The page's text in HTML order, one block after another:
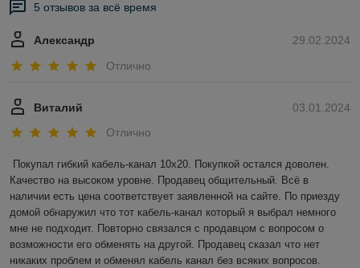
5 отзывов за всё время
29.02.2024
Александр
Отлично
03.01.2024
Виталий
Отлично
Покупал гибкий кабель-канал 10х20. Покупкой остался доволен.
Качество на высоком уровне. Продавец общительный. Всё в
наличии есть цена соответствует заявленной на сайте. По приезду
домой обнаружил что тот кабель-канал который я выбрал немного
мне не подходит. Повторно связался с продавцом с вопросом о
возможности его обменять на другой. Продавец сказал что нет
никаких проблем и обменял кабель канал без всяких вопросов.